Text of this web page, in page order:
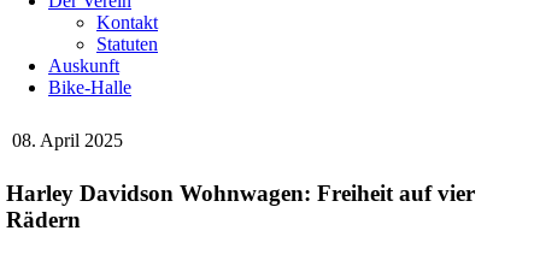
Kontakt
Statuten
Auskunft
Bike-Halle
08. April 2025
Harley Davidson Wohnwagen: Freiheit auf vier
Rädern